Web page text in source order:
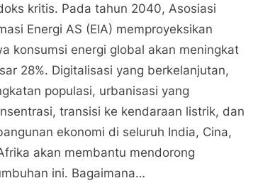
kritis. Pada tahun 2040, Asosiasi
Energi AS (EIA) memproyeksikan
konsumsi energi global akan meningkat
28%. Digitalisasi yang berkelanjutan,
populasi, urbanisasi yang
transisi ke kendaraan listrik, dan
ekonomi di seluruh India, Cina,
akan membantu mendorong
ini. Bagaimana…